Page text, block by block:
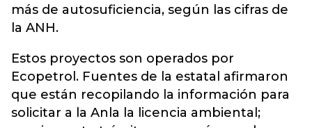
más de autosuficiencia, según las cifras de
la ANH.
Estos proyectos son operados por
Ecopetrol. Fuentes de la estatal afirmaron
que están recopilando la información para
solicitar a la Anla la licencia ambiental;